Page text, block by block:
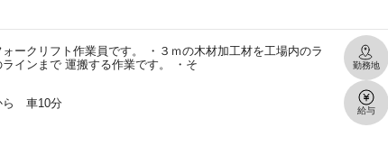
ークリフト作業員です。 ・３ｍの木材加工材を工場内のラ
インまで 運搬する作業です。 ・そ
勤務地
ら 車10分
給与